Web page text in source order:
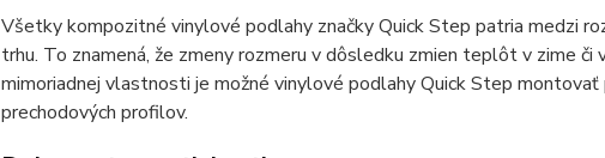
Všetky kompozitné vinylové podlahy značky Quick Step patria medzi
trhu. To znamená, že zmeny rozmeru v dôsledku zmien teplôt v zime
mimoriadnej vlastnosti je možné vinylové podlahy Quick Step
prechodových profilov.